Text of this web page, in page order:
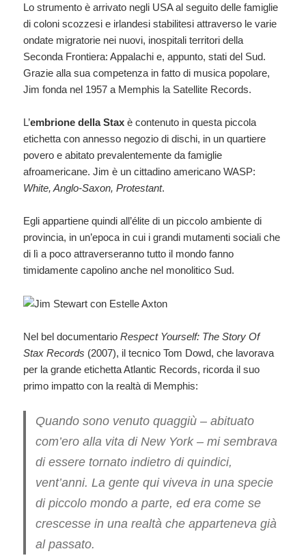
Lo strumento è arrivato negli USA al seguito delle famiglie
di coloni scozzesi e irlandesi stabilitesi attraverso le varie
ondate migratorie nei nuovi, inospitali territori della
Seconda Frontiera: Appalachi e, appunto, stati del Sud.
Grazie alla sua competenza in fatto di musica popolare,
Jim fonda nel 1957 a Memphis la Satellite Records.
L’embrione della Stax è contenuto in questa piccola
etichetta con annesso negozio di dischi, in un quartiere
povero e abitato prevalentemente da famiglie
afroamericane. Jim è un cittadino americano WASP:
White, Anglo-Saxon, Protestant.
Egli appartiene quindi all’élite di un piccolo ambiente di
provincia, in un’epoca in cui i grandi mutamenti sociali che
di lì a poco attraverseranno tutto il mondo fanno
timidamente capolino anche nel monolitico Sud.
Nel bel documentarioRespect Yourself: The Story Of
Stax Records (2007), il tecnico Tom Dowd, che lavorava
per la grande etichetta Atlantic Records, ricorda il suo
primo impatto con la realtà di Memphis:
Quando sono venuto quaggiù – abituato
com’ero alla vita di New York – mi sembrava
di essere tornato indietro di quindici,
vent’anni. La gente qui viveva in una specie
di piccolo mondo a parte, ed era come se
crescesse in una realtà che apparteneva già
al passato.